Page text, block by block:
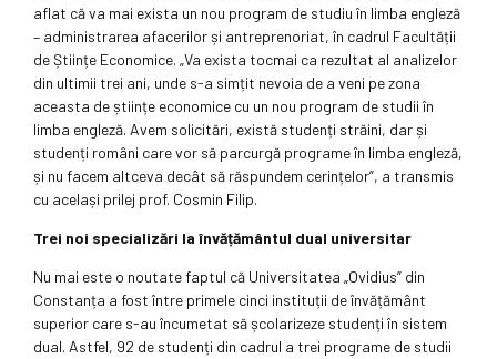
aflat că va mai exista un nou program de studiu în limba engleză
– administrarea afacerilor și antreprenoriat, în cadrul Facultății
de Științe Economice. „Va exista tocmai ca rezultat al analizelor
din ultimii trei ani, unde s-a simțit nevoia de a veni pe zona
aceasta de științe economice cu un nou program de studii în
limba engleză. Avem solicitări, există studenți străini, dar și
studenți români care vor să parcurgă programe în limba engleză,
și nu facem altceva decât să răspundem cerințelor”, a transmis
cu același prilej prof. Cosmin Filip.
Trei noi specializări la învățământul dual universitar
Nu mai este o noutate faptul că Universitatea „Ovidius” din
Constanța a fost între primele cinci instituții de învățământ
superior care s-au încumetat să școlarizeze studenți în sistem
dual. Astfel, 92 de studenți din cadrul a trei programe de studii